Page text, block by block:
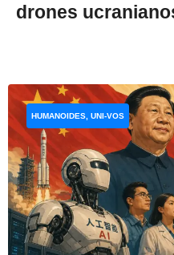
drones
HUMANOIDES, UNI-VOS